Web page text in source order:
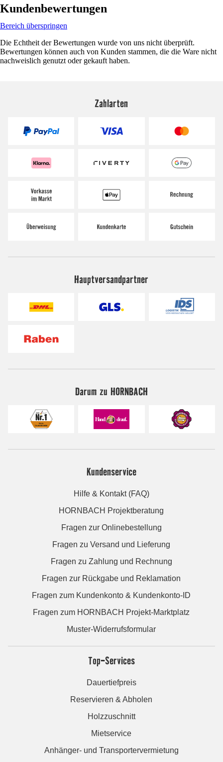
Kundenbewertungen
Bereich überspringen
Die Echtheit der Bewertungen wurde von uns nicht überprüft.
Bewertungen können auch von Kunden stammen, die die Ware nicht
nachweislich genutzt oder gekauft haben.
Zahlarten
Hauptversandpartner
Darum zu HORNBACH
Kundenservice
Hilfe & Kontakt (FAQ)
HORNBACH Projektberatung
Fragen zur Onlinebestellung
Fragen zu Versand und Lieferung
Fragen zu Zahlung und Rechnung
Fragen zur Rückgabe und Reklamation
Fragen zum Kundenkonto & Kundenkonto-ID
Fragen zum HORNBACH Projekt-Marktplatz
Muster-Widerrufsformular
Top-Services
Dauertiefpreis
Reservieren & Abholen
Holzzuschnitt
Mietservice
Anhänger- und Transportervermietung